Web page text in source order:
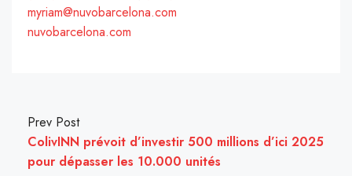
myriam@nuvobarcelona.com
nuvobarcelona.com
Prev Post
ColivINN prévoit d’investir 500 millions d’ici 2025
pour dépasser les 10.000 unités